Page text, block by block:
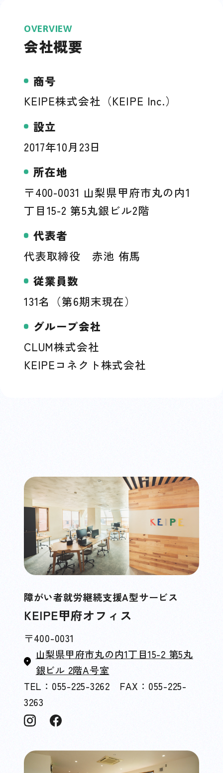
OVERVIEW
会社概要
商号
KEIPE株式会社（KEIPE Inc.）
設立
2017年10月23日
所在地
〒400-0031 山梨県甲府市丸の内1
丁目15-2 第5丸銀ビル2階
代表者
代表取締役 赤池 侑馬
従業員数
131名（第6期末現在）
グループ会社
CLUM株式会社
KEIPEコネクト株式会社
障がい者就労継続支援A型サービス
KEIPE甲府オフィス
〒400-0031
山梨県甲府市丸の内1丁目15-2 第5丸
銀ビル 2階A号室
TEL：055-225-3262 FAX：055-225-
3263